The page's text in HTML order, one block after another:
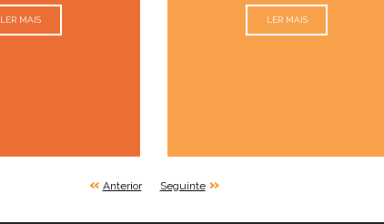
LER MAIS LER MAIS
« Anterior Seguinte »